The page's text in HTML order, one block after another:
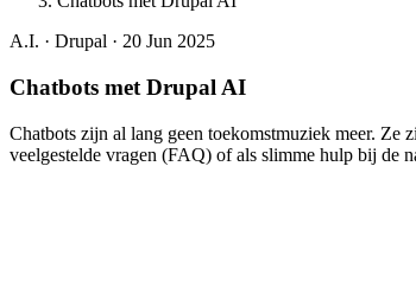
A.I. · Drupal · 20 Jun 2025
Chatbots met Drupal AI
Chatbots zijn al lang geen toekomstmuziek meer.
veelgestelde vragen (FAQ) of als slimme hulp bij de